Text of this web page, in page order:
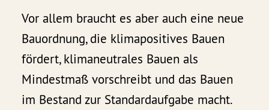
Vor allem braucht es aber auch eine neue
Bauordnung, die klimapositives Bauen
fördert, klimaneutrales Bauen als
Mindestmaß vorschreibt und das Bauen
im Bestand zur Standardaufgabe macht.